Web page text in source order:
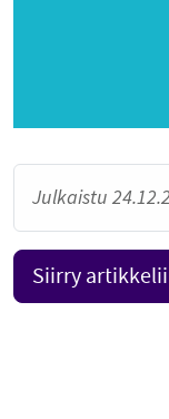
Julkaistu
Siirry